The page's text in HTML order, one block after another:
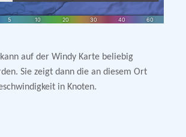
auf der Windy Karte beliebig
Sie zeigt dann die an diesem Ort
in Knoten.